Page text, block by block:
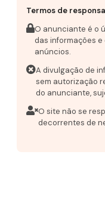
Termos de
O anunciante é o
das informações
anúncios.
A divulgação de
sem autorização
do anunciante,
O site não se
decorrentes de